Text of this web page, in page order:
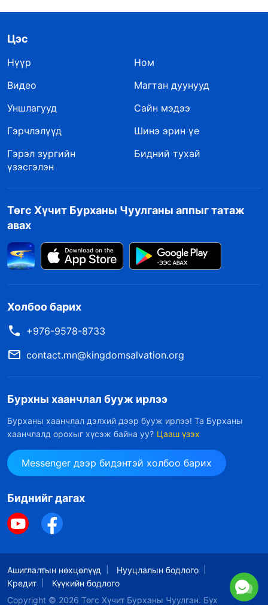
Цэс
Нүүр
Ном
Видео
Магтан дуунууд
Уншлагууд
Сайн мэдээ
Гэрчлэлүүд
Шинэ эрин үе
Гэрэл зургийн
үзэсгэлэн
Бидний тухай
Төгс Хүчит Бурханы Чуулганы аппыг татаж
авах
Холбоо барих
+976-9578-8733
contact.mn@kingdomsalvation.org
Бурхны хаанчлал бууж ирлээ
Бурханы хаанчлал дэлхий дээр бууж ирлээ! Та Бурханы
хаанчлалд орохыг хүсэж байна уу? Цааш үзэх
Messenger дээр бидэнтэй холбоо барих
Биднийг дагах
Ашиглалтын нөхцөлүүд
Нууцлалын бодлого
Кредит
Күүкийн бодлого
Copyright © 2026 Төгс Хүчит Бурханы Чуулган. Бүх